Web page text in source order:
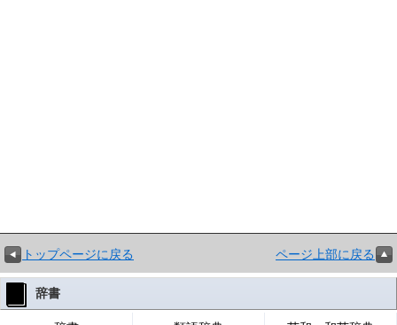
トップページに戻る ページ上部に戻る
辞書